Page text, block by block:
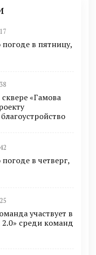
в пятницу,
«Гамова
в четверг,
участвует в
среди команд